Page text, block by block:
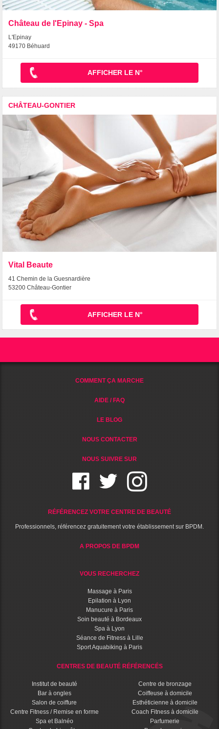
Château de l'Epinay - Spa
L'Epinay
49170 Béhuard
AFFICHER LE N°
CHÂTEAU-GONTIER
Vital Beaute
41 Chemin de la Guesnardière
53200 Château-Gontier
AFFICHER LE N°
COMMENT ÇA MARCHE
AIDE / FAQ
LE BLOG
NOUS CONTACTER
NOUS SUIVRE SUR
RÉFÉRENCEZ VOTRE CENTRE DE BEAUTÉ
Professionnels, référencez gratuitement votre établissement sur BPDM.
A PROPOS DE BPDM
VOUS RECHERCHEZ
Massage à Paris
Epilation à Lyon
Manucure à Paris
Soin beauté à Bordeaux
Spa à Lyon
Séance de Fitness à Lille
Sport Aquabiking à Paris
CENTRES DE BEAUTÉ RÉFÉRENCÉS
Institut de beauté
Bar à ongles
Salon de coiffure
Centre Fitness / Remise en forme
Spa et Balnéo
Centre de bronzage
Coiffeuse à domicile
Esthéticienne à domicile
Coach Fitness à domicile
Parfumerie